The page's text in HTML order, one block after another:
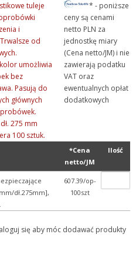
tuleje
i
od
umożliwia
bez
Pasują do
głównych
275 mm
100 sztuk.
* - poniższe
ceny są cenami
netto PLN za
jednostkę miary
(Cena netto/JM) i nie
zawierają podatku
VAT oraz
ewentualnych opłat
dodatkowych
*Cena
netto/JM
Ilość
dł.275mm],
607.39/op-
100szt
się aby móc dodawać produkty